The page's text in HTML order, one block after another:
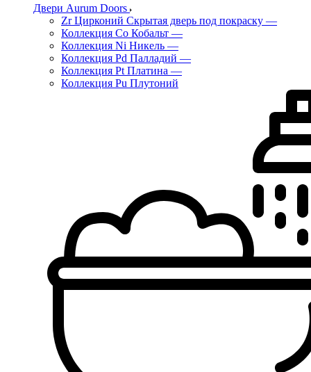
Двери Aurum Doors
Zr Цирконий Скрытая дверь под покраску —
Коллекция Co Кобальт —
Коллекция Ni Никель —
Коллекция Pd Палладий —
Коллекция Pt Платина —
Коллекция Pu Плутоний